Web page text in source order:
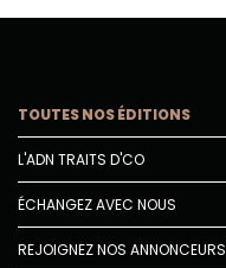
TOUTES NOS ÉDITIONS
L'ADN TRAITS D'CO
ÉCHANGEZ AVEC NOUS
REJOIGNEZ NOS ANNONCEURS